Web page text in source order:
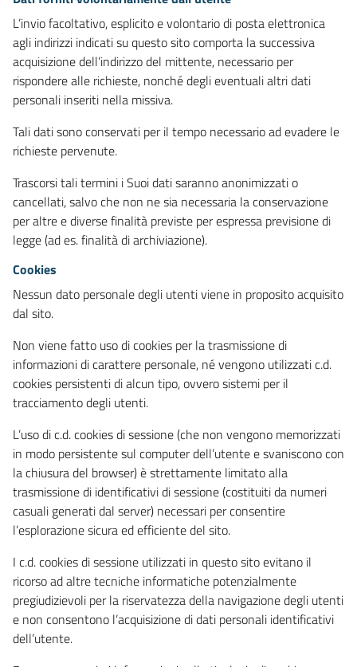
L’invio facoltativo, esplicito e volontario di posta elettronica
agli indirizzi indicati su questo sito comporta la successiva
acquisizione dell’indirizzo del mittente, necessario per
rispondere alle richieste, nonché degli eventuali altri dati
personali inseriti nella missiva.
Tali dati sono conservati per il tempo necessario ad evadere le
richieste pervenute.
Trascorsi tali termini i Suoi dati saranno anonimizzati o
cancellati, salvo che non ne sia necessaria la conservazione
per altre e diverse finalità previste per espressa previsione di
legge (ad es. finalità di archiviazione).
Cookies
Nessun dato personale degli utenti viene in proposito acquisito
dal sito.
Non viene fatto uso di cookies per la trasmissione di
informazioni di carattere personale, né vengono utilizzati c.d.
cookies persistenti di alcun tipo, ovvero sistemi per il
tracciamento degli utenti.
L’uso di c.d. cookies di sessione (che non vengono memorizzati
in modo persistente sul computer dell’utente e svaniscono con
la chiusura del browser) è strettamente limitato alla
trasmissione di identificativi di sessione (costituiti da numeri
casuali generati dal server) necessari per consentire
l’esplorazione sicura ed efficiente del sito.
I c.d. cookies di sessione utilizzati in questo sito evitano il
ricorso ad altre tecniche informatiche potenzialmente
pregiudizievoli per la riservatezza della navigazione degli utenti
e non consentono l’acquisizione di dati personali identificativi
dell’utente.